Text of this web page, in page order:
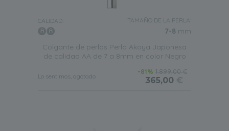
CALIDAD: TAMAÑO DE LA PERLA:
7-8 mm
Colgante de perlas Perla Akoya Japonesa
de calidad AA de 7 a 8mm en color Negro
Lo sentimos, agotado
-81% 1.899,00 €
365,00 €